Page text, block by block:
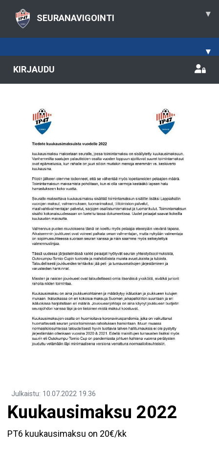
SEURANAVIGOINTI ▾
▾
KIRJAUDU
Julkaistu: 10.07.2022 19.36
Kuukausimaksu 2022
PT6 kuukausimaksu on 20€/kk